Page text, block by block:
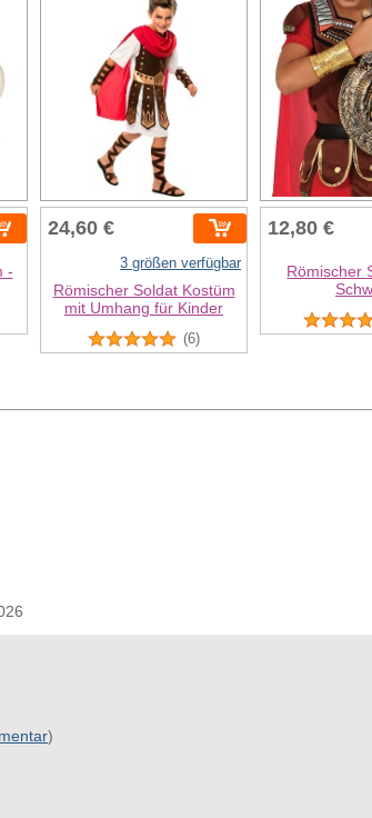
-
24,60 €
3 größen verfügbar
Römischer Soldat Kostüm
mit Umhang für Kinder
(6)
12,80 €
Römischer
)